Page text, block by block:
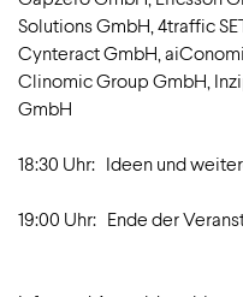
Solutions GmbH, 4traffic
Cynteract GmbH,
Clinomic Group GmbH,
GmbH
18:30 Uhr: Ideen und
19:00 Uhr: Ende der